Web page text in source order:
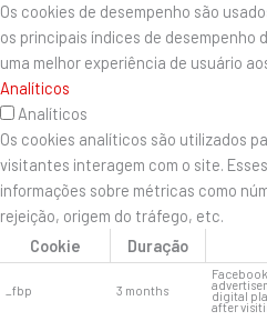
Os cookies de desempenho são
os principais índices de desempenho
uma melhor experiência de usuário
Analíticos
Analíticos
Os cookies analíticos são utilizados
visitantes interagem com o site.
informações sobre métricas como
rejeição, origem do tráfego, etc.
Cookie
Duração
_fbp 3 months digital
after